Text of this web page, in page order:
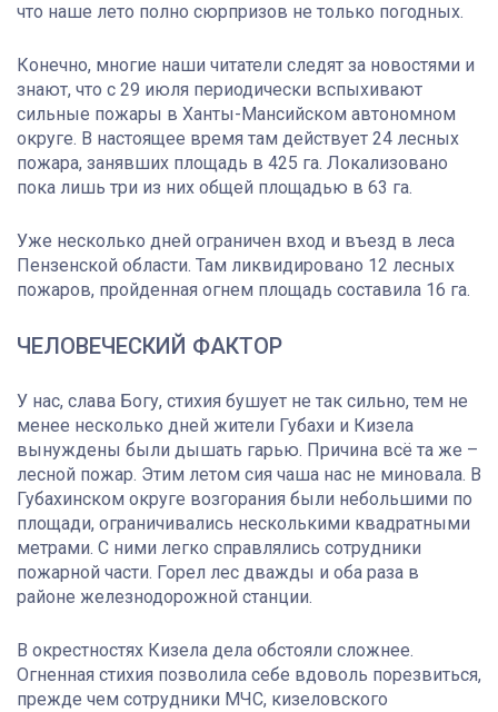
что наше лето полно сюрпризов не только погодных.
Конечно, многие наши читатели следят за новостями и
знают, что с 29 июля периодически вспыхивают
сильные пожары в Ханты-Мансийском автономном
округе. В настоящее время там действует 24 лесных
пожара, занявших площадь в 425 га. Локализовано
пока лишь три из них общей площадью в 63 га.
Уже несколько дней ограничен вход и въезд в леса
Пензенской области. Там ликвидировано 12 лесных
пожаров, пройденная огнем площадь составила 16 га.
ЧЕЛОВЕЧЕСКИЙ ФАКТОР
У нас, слава Богу, стихия бушует не так сильно, тем не
менее несколько дней жители Губахи и Кизела
вынуждены были дышать гарью. Причина всё та же –
лесной пожар. Этим летом сия чаша нас не миновала. В
Губахинском округе возгорания были небольшими по
площади, ограничивались несколькими квадратными
метрами. С ними легко справлялись сотрудники
пожарной части. Горел лес дважды и оба раза в
районе железнодорожной станции.
В окрестностях Кизела дела обстояли сложнее.
Огненная стихия позволила себе вдоволь порезвиться,
прежде чем сотрудники МЧС, кизеловского